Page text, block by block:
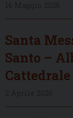
Santa
Santo –